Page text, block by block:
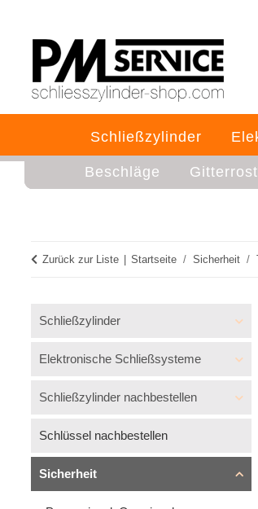
Schließzylinder
Beschläge
Zurück zur Liste Startseite Sicherheit
Schließzylinder
Elektronische Schließsysteme
Schließzylinder nachbestellen
Schlüssel nachbestellen
Sicherheit